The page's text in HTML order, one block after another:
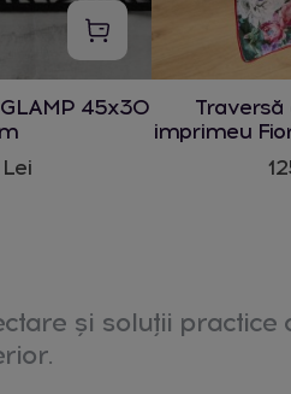
45x30
imprimeu
și soluții practice